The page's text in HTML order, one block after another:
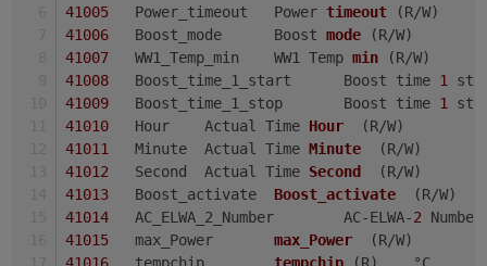
41005
	Power_timeout	Power
timeout
(R/W)
41006
	Boost_mode	Boost
mode
(R/W)
41007
	WW1_Temp_min	WW1 Temp
min
(R/W)
41008
	Boost_time_1_start	Boost time
1
41009
	Boost_time_1_stop	Boost time
1
41010
	Hour	Actual Time
Hour
(R/W)
41011
	Minute	Actual Time
Minute
(R/W)
41012
	Second	Actual Time
Second
(R/W)
41013
Boost_activate
(R/W)
41014
	AC_ELWA_2_Number	AC-ELWA-
2
41015
max_Power
(R/W)